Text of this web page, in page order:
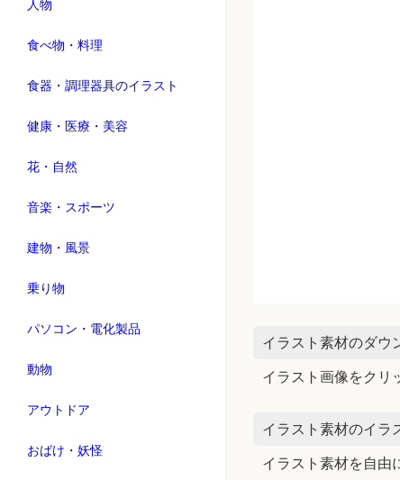
人物
食べ物・料理
食器・調理器具のイラスト
健康・医療・美容
花・自然
音楽・スポーツ
建物・風景
乗り物
パソコン・電化製品
動物
アウトドア
おばけ・妖怪
イラスト素材のダウ
イラスト画像をクリ
イラスト素材のイラ
イラスト素材を自由